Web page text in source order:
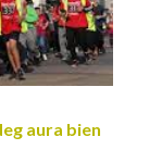
aura bien